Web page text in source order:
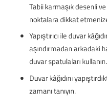
Tabii karmaşık desenli
noktalara dikkat
Yapıştırıcı ile duvar
aşındırmadan arkadaki
duvar spatulaları kullanın.
Duvar kâğıdını
zamanı tanıyın.